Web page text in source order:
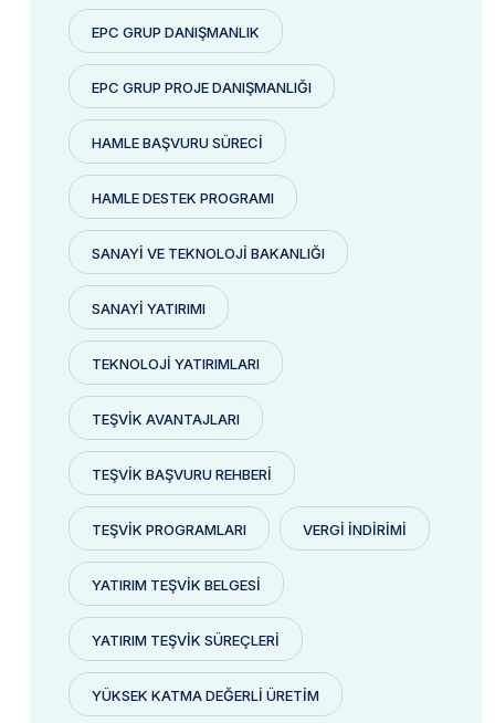
EPC GRUP DANIŞMANLIK
EPC GRUP PROJE DANIŞMANLIĞI
HAMLE BAŞVURU SÜRECI
HAMLE DESTEK PROGRAMI
SANAYI VE TEKNOLOJI BAKANLIĞI
SANAYI YATIRIMI
TEKNOLOJI YATIRIMLARI
TEŞVIK AVANTAJLARI
TEŞVIK BAŞVURU REHBERI
TEŞVIK PROGRAMLARI VERGI İNDIRIMI
YATIRIM TEŞVIK BELGESI
YATIRIM TEŞVIK SÜREÇLERI
YÜKSEK KATMA DEĞERLI ÜRETIM